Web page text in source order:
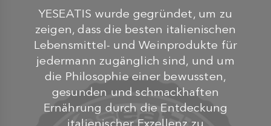
YESEATIS wurde gegründet, um zu
zeigen, dass die besten italienischen
Lebensmittel- und Weinprodukte für
jedermann zugänglich sind, und um
die Philosophie einer bewussten,
gesunden und schmackhaften
Ernährung durch die Entdeckung
italienischer Exzellenz zu